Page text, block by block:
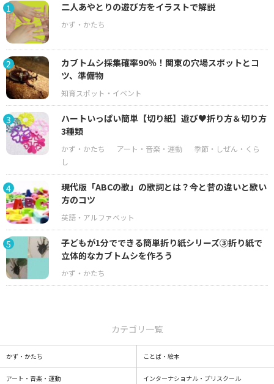
1 二人あやとりの遊び方をイラストで解説
2
カブトムシ採集確率90％！関東の穴場スポットとコ
ツ、準備物
3
ハートいっぱい簡単【切り紙】遊び♥折り方＆切り方
3種類
4
現代版「ABCの歌」の歌詞とは？今と昔の違いと歌い
方のコツ
5
子どもが1分でできる簡単折り紙シリーズ③折り紙で
立体的なカブトムシを作ろう
カテゴリ一覧
かず・かたち ことば・絵本
アート・音楽・運動 インターナショナル・プリスクール